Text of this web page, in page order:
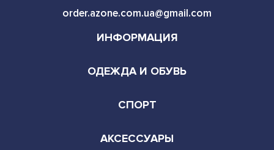
order.azone.com.ua@gmail.com
ИНФОРМАЦИЯ
ОДЕЖДА И ОБУВЬ
СПОРТ
АКСЕССУАРЫ